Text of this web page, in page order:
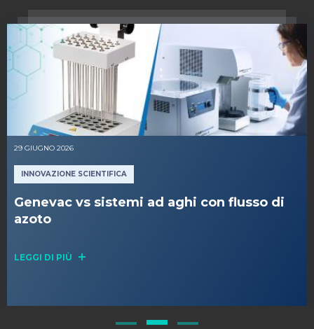
29 GIUGNO 2026
INNOVAZIONE SCIENTIFICA
Genevac vs sistemi ad aghi con flusso di
azoto
LEGGI DI PIÙ